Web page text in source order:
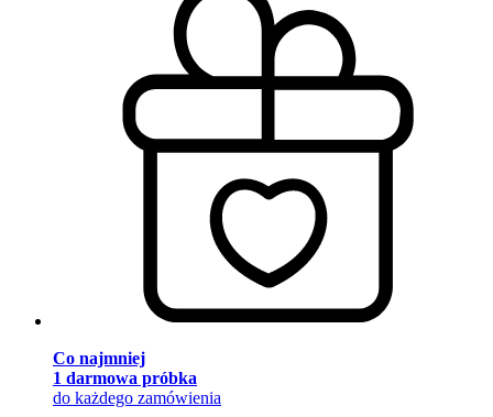
Co najmniej
1 darmowa próbka
do każdego zamówienia